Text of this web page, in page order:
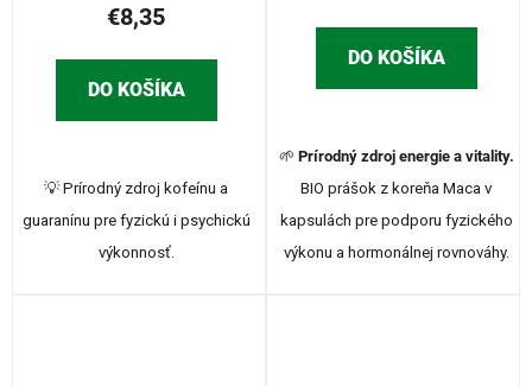
€8,35
DO KOŠÍKA
💡 Prírodný zdroj kofeínu a
guaranínu pre fyzickú i psychickú
výkonnosť.
DO KOŠÍKA
🌱 Prírodný zdroj energie a vitality.
BIO prášok z koreňa Maca v
kapsulách pre podporu fyzického
výkonu a hormonálnej rovnováhy.